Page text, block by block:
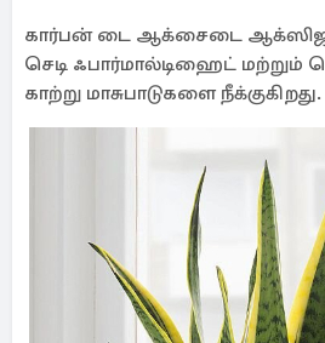
கார்பன் டை ஆக்சைடை
செடி ஃபார்மால்டிஹைட்
காற்று மாசுபாடுகளை நீக்குகிறது.